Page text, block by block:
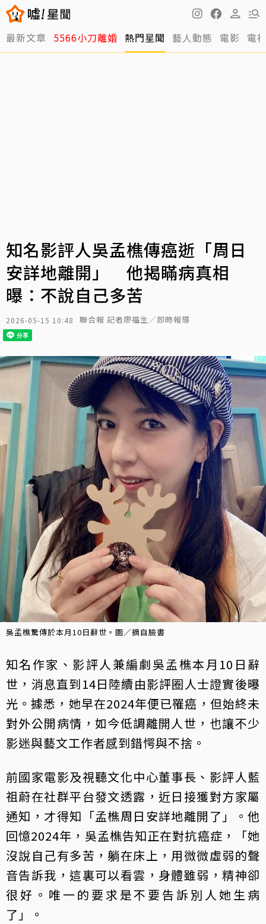
最新文章 5566小刀離婚 熱門星聞 藝人動態 電影 電
知名影評人吳孟樵傳癌逝「周日
安詳地離開」 他揭瞞病真相
曝：不說自己多苦
2026-05-15 10:48 聯合報 記者廖福生／即時報導
吳孟樵驚傳於本月10日辭世。圖／摘自臉書
知名作家、影評人兼編劇吳孟樵本月10日辭
世，消息直到14日陸續由影評圈人士證實後曝
光。據悉，她早在2024年便已罹癌，但始終未
對外公開病情，如今低調離開人世，也讓不少
影迷與藝文工作者感到錯愕與不捨。
前國家電影及視聽文化中心董事長、影評人藍
祖蔚在社群平台發文透露，近日接獲對方家屬
通知，才得知「孟樵周日安詳地離開了」。他
回憶2024年，吳孟樵告知正在對抗癌症，「她
沒說自己有多苦，躺在床上，用微微虛弱的聲
音告訴我，這裏可以看雲，身體雖弱，精神卻
很好。唯一的要求是不要告訴別人她生病
了」。